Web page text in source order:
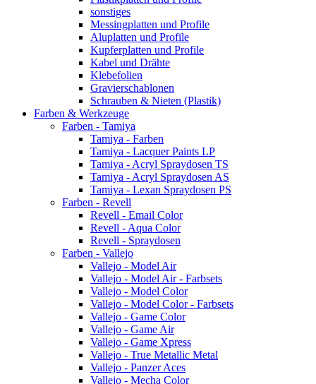
sonstiges
Messingplatten und Profile
Aluplatten und Profile
Kupferplatten und Profile
Kabel und Drähte
Klebefolien
Gravierschablonen
Schrauben & Nieten (Plastik)
Farben & Werkzeuge
Farben - Tamiya
Tamiya - Farben
Tamiya - Lacquer Paints LP
Tamiya - Acryl Spraydosen TS
Tamiya - Acryl Spraydosen AS
Tamiya - Lexan Spraydosen PS
Farben - Revell
Revell - Email Color
Revell - Aqua Color
Revell - Spraydosen
Farben - Vallejo
Vallejo - Model Air
Vallejo - Model Air - Farbsets
Vallejo - Model Color
Vallejo - Model Color - Farbsets
Vallejo - Game Color
Vallejo - Game Air
Vallejo - Game Xpress
Vallejo - True Metallic Metal
Vallejo - Panzer Aces
Vallejo - Mecha Color